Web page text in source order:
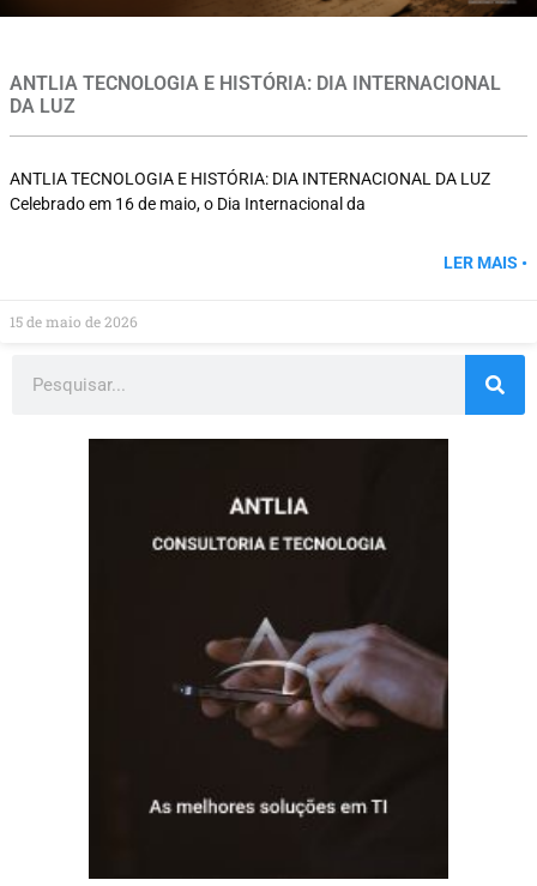
ANTLIA TECNOLOGIA E HISTÓRIA: DIA INTERNACIONAL
DA LUZ
ANTLIA TECNOLOGIA E HISTÓRIA: DIA INTERNACIONAL DA LUZ
Celebrado em 16 de maio, o Dia Internacional da
LER MAIS •
15 de maio de 2026